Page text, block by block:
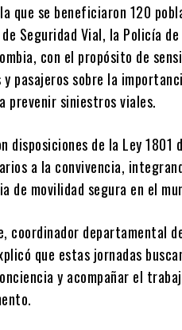
que se beneficiaron 120
Seguridad Vial, la Policía
con el propósito de
pasajeros sobre la
prevenir siniestros viales.
disposiciones de la Ley 1801
a la convivencia,
de movilidad segura en el
coordinador departamental
que estas jornadas
y acompañar el